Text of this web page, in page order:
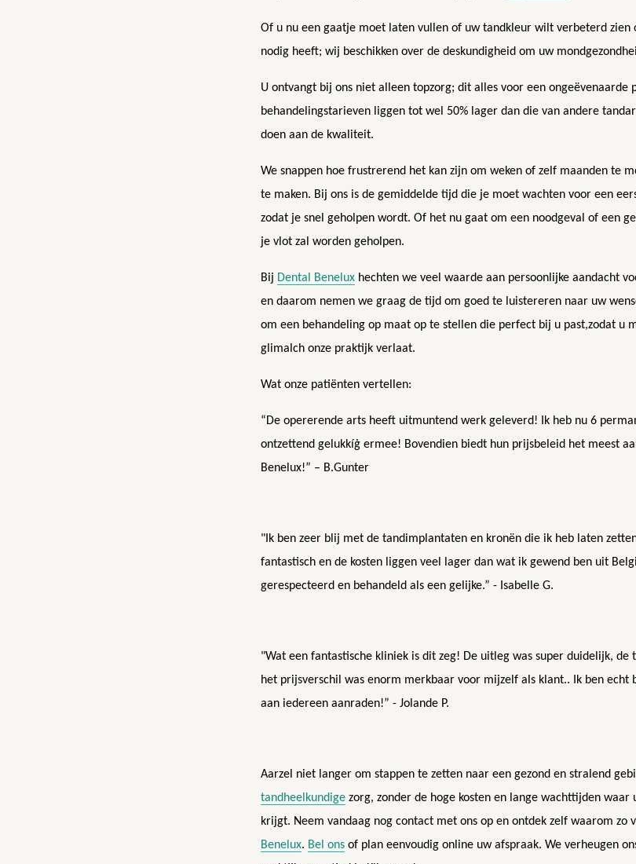
Of u nu een gaatje moet laten vullen of uw tandkleur wilt verbeterd zien
nodig heeft; wij beschikken over de deskundigheid om uw
U ontvangt bij ons niet alleen topzorg; dit alles voor een ongeëvenaarde
behandelingstarieven liggen tot wel 50% lager dan die van andere
doen aan de kwaliteit.
We snappen hoe frustrerend het kan zijn om weken of zelf maanden te
te maken. Bij ons is de gemiddelde tijd die je moet wachten voor een
zodat je snel geholpen wordt. Of het nu gaat om een noodgeval of een
je vlot zal worden geholpen.
Bij Dental Benelux hechten we veel waarde aan persoonlijke aandacht
en daarom nemen we graag de tijd om goed te luistereren naar uw
om een behandeling op maat op te stellen die perfect bij u past,zodat u
glimalch onze praktijk verlaat.
Wat onze patiënten vertellen:
“De opererende arts heeft uitmuntend werk geleverd! Ik heb nu 6
ontzettend gelukkíġ ermee! Bovendien biedt hun prijsbeleid het meest
Benelux!” – B.Gunter
"Ik ben zeer blij met de tandimplantaten en kronën die ik heb laten
fantastisch en de kosten liggen veel lager dan wat ik gewend ben uit
gerespecteerd en behandeld als een gelijke.” - Isabelle G.
"Wat een fantastische kliniek is dit zeg! De uitleg was super duidelijk, de
het prijsverschil was enorm merkbaar voor mijzelf als klant.. Ik ben echt
aan iedereen aanraden!” - Jolande P.
Aarzel niet langer om stappen te zetten naar een gezond en stralend
tandheelkundige zorg, zonder de hoge kosten en lange wachttijden waar
krijgt. Neem vandaag nog contact met ons op en ontdek zelf waarom zo
Benelux. Bel ons of plan eenvoudig online uw afspraak. We verheugen